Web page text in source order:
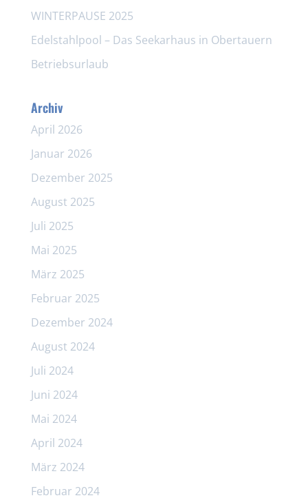
WINTERPAUSE 2025
Edelstahlpool – Das Seekarhaus in Obertauern
Betriebsurlaub
Archiv
April 2026
Januar 2026
Dezember 2025
August 2025
Juli 2025
Mai 2025
März 2025
Februar 2025
Dezember 2024
August 2024
Juli 2024
Juni 2024
Mai 2024
April 2024
März 2024
Februar 2024